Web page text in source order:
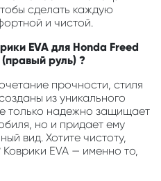
сделать каждую
и чистой.
EVA для Honda Freed
руль) ?
прочности, стиля
из уникального
только надежно защищает
но и придает ему
вид. Хотите чистоту,
EVA — именно то,